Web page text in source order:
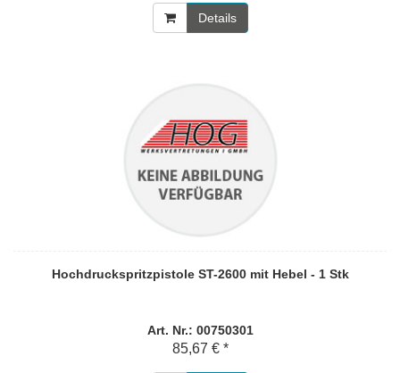
Details
Hochdruckspritzpistole ST-2600 mit Hebel - 1 Stk
Art. Nr.: 00750301
85,67 € *